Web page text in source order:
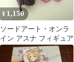
¥ 1,150
ソードアート・オンラ
イン アスナ フィギュア